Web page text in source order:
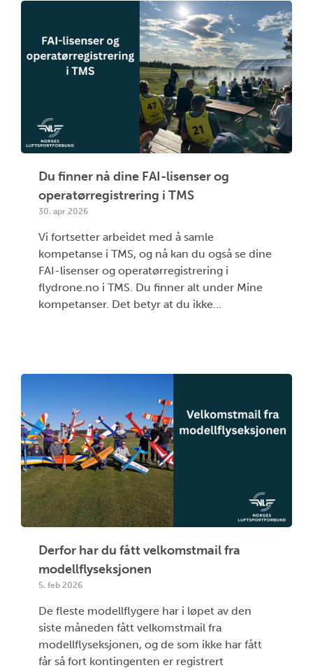
Du finner nå dine FAI-lisenser og
operatørregistrering i TMS
30. apr 2026
Vi fortsetter arbeidet med å samle
kompetanse i TMS, og nå kan du også se dine
FAI-lisenser og operatørregistrering i
flydrone.no i TMS. Du finner alt under Mine
kompetanser. Det betyr at du ikke...
Derfor har du fått velkomstmail fra
modellflyseksjonen
5. feb 2026
De fleste modellflygere har i løpet av den
siste måneden fått velkomstmail fra
modellflyseksjonen, og de som ikke har fått
får så fort kontingenten er registrert